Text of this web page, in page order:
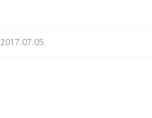
2017.07.05.